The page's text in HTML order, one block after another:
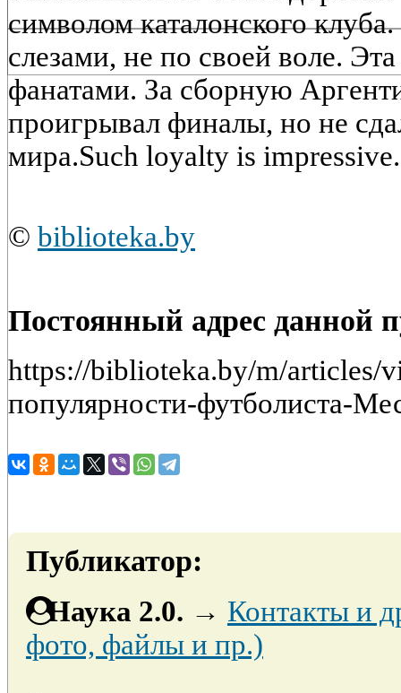
символом каталонского
слезами, не по своей воле.
фанатами. За сборную
проигрывал финалы, но не
мира.Such loyalty is impressive.
© biblioteka.by
Постоянный адрес данной
https://biblioteka.by/m/
популярности-футболиста-
Публикатор:
Наука 2.0. → Контакты и
фото, файлы и пр.)